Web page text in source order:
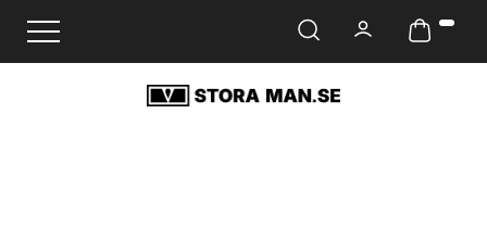
Ändra navigering